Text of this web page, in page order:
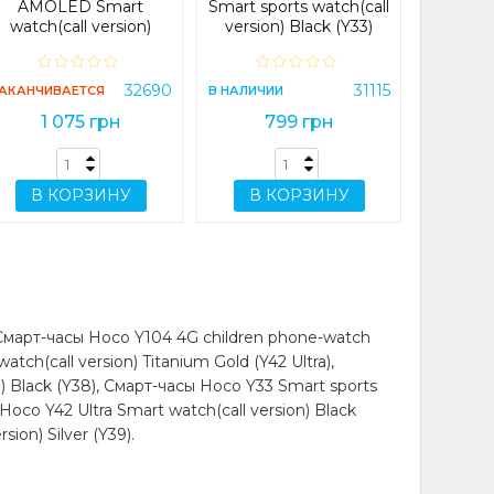
мужские, умные
часы для детей,
отличным
Даже на
на магнитной
возможность
функция
транспорте);
под колесиком;
(Вам и Вас
AMOLED Smart
watch(call version)
32690
1 075 грн
В КОРЗИНУ
Smart sports watch(call
version) Black (Y33)
В НАЛИЧИИ 31115
799 грн
В КОРЗИНУ
часы Hoco Y104 4G children phone-watch
version) Titanium Gold (Y42 Ultra),
(Y38), Смарт-часы Hoco Y33 Smart sports
Y42 Ultra Smart watch(call version) Black
Silver (Y39).